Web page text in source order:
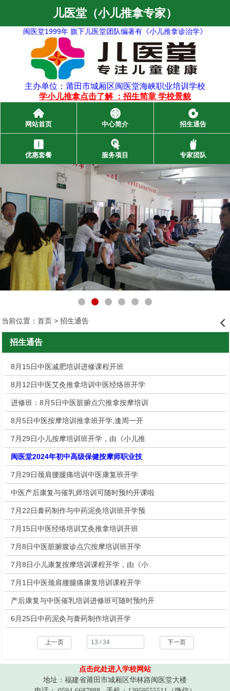
儿医堂（小儿推拿专家）
闽医堂1999年 旗下儿医堂团队编著有《小儿推拿诊治学》
主办单位：莆田市城厢区闽医堂海峡职业培训学校
学小儿推拿点击了解
： 招生简章 学校景貌
󰄫
网站首页
󰃓
中心简介
󰁍
招生通告
󰃞
优惠套餐
󰃜
服务项目
󰂺
专家团队
当前位置： 首页> 招生通告 󰊒
招生通告
8月15日中医减肥培训进修课程开班
8月12日中医艾灸推拿培训中医经络班开学
进修班：8月5日中医脏腑点穴推拿按摩培训
8月5日中医按摩培训推拿班开学,逢周一开
7月29日小儿按摩培训班开学，由《小儿推
闽医堂2024年初中高级保健按摩师职业技
7月29日颈肩腰腿痛培训中医康复班开学
中医产后康复与催乳师培训可随时预约开课啦
7月22日膏药制作与中药泥灸培训班开学预
7月15日中医经络培训艾灸推拿培训开班
7月8日中医脏腑腹诊点穴按摩培训班开学
7月8日小儿康复按摩培训课程开学，由《小
7月1日中医颈肩腰腿痛康复培训课程开学
产后康复与中医催乳培训进修班可随时预约开
6月25日中药泥灸与膏药制作培训开学
上一页 下一页
点击此处进入学校网站
地址：福建省莆田市城厢区华林路闽医堂大楼